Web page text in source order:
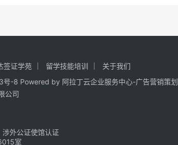
签证学苑 留学技能培训
关于我们
号-8 Powered by 阿拉丁云企业服务中心-广告营销策划
公司
外公证使馆认证
室